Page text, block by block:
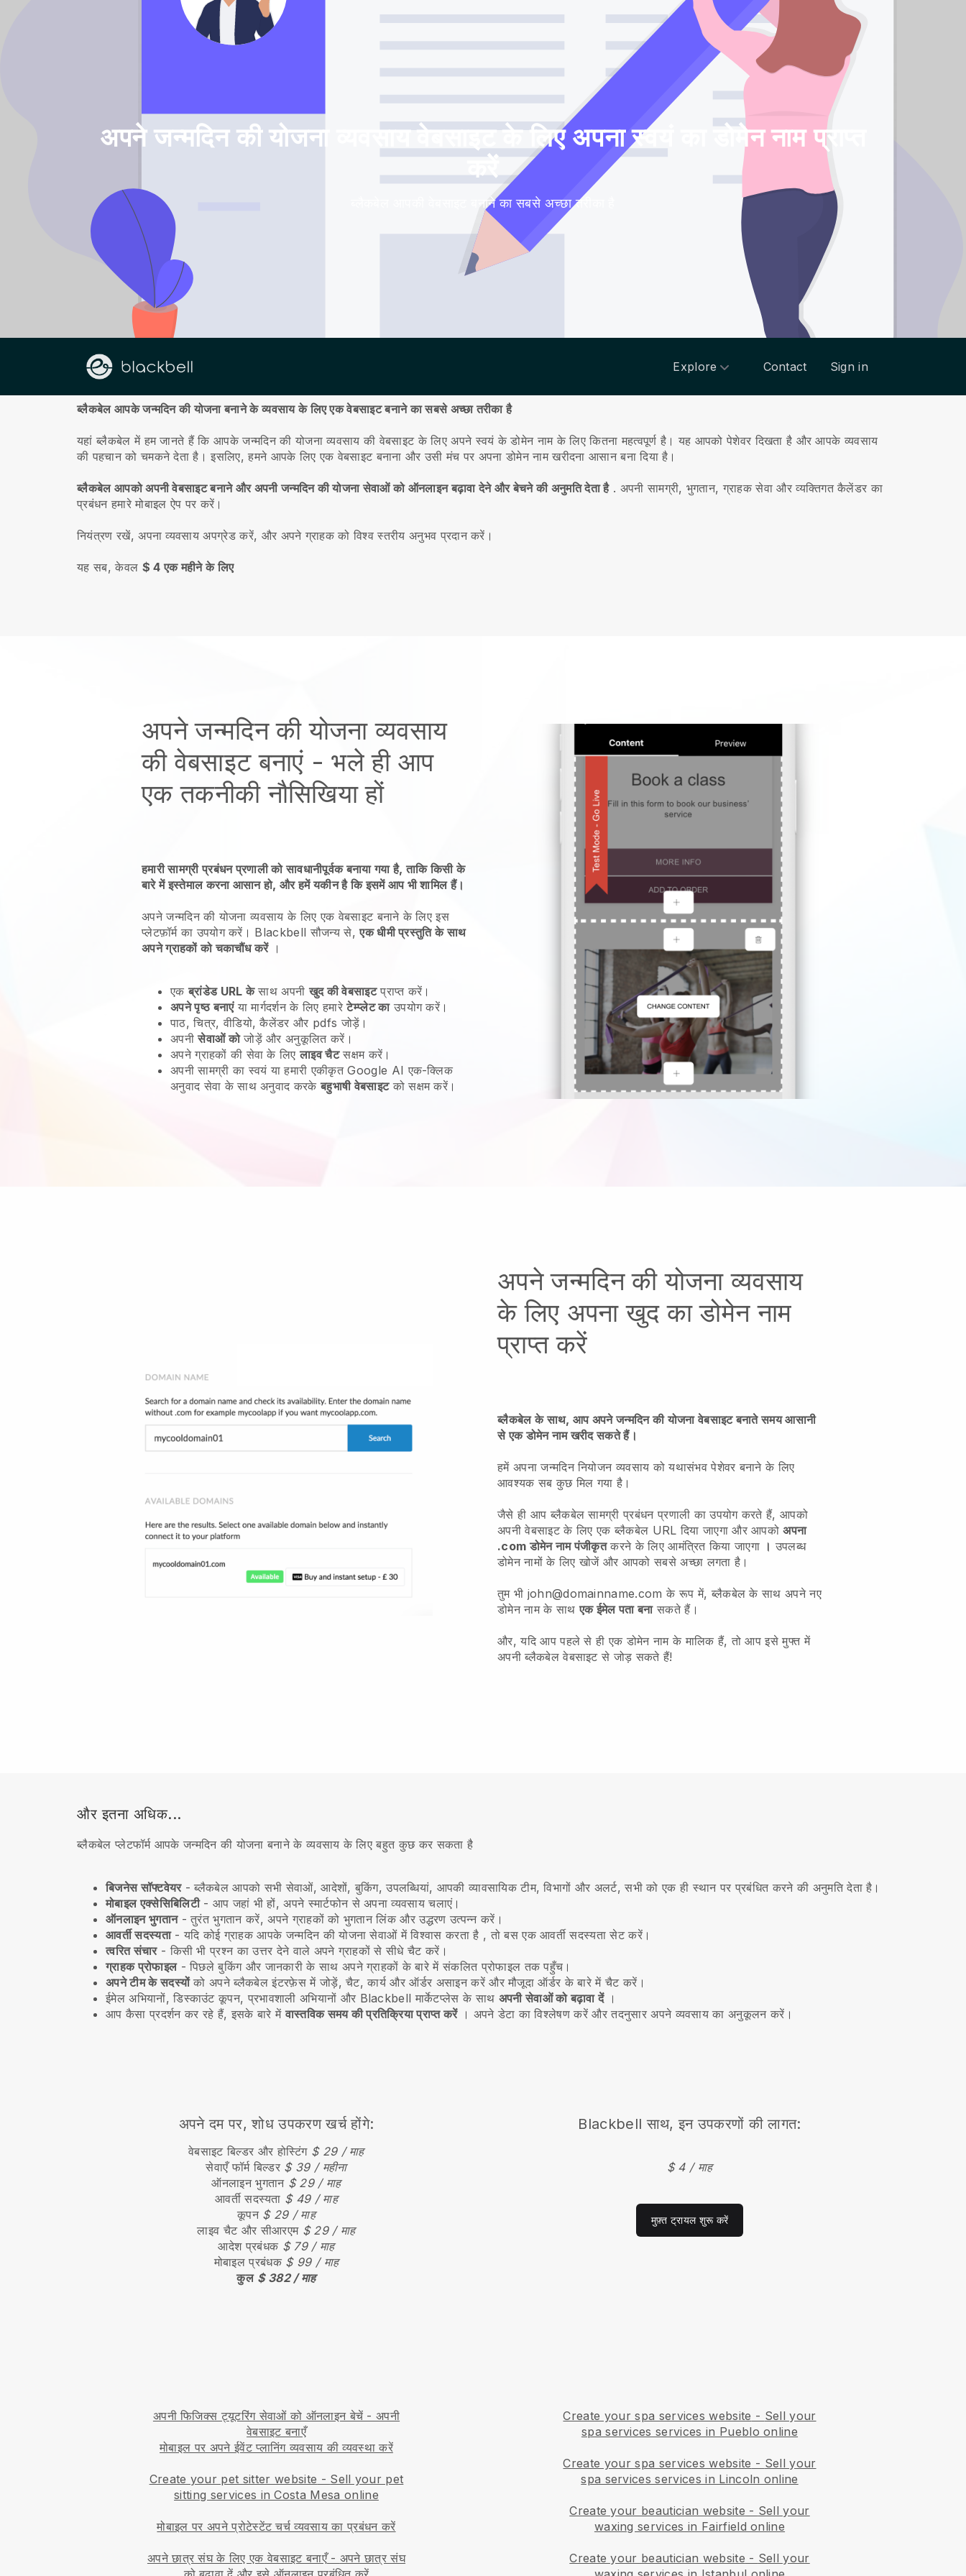
अपने जन्मदिन की योजना व्यवसाय वेबसाइट के लिए अपना स्वयं का डोमेन नाम प्राप्त
करें
ब्लैकबेल आपकी वेबसाइट बनाने का सबसे अच्छा तरीका है
Explore Contact Sign in
हमारे बारे में
ब्लैकबेल आपके जन्मदिन की योजना बनाने के व्यवसाय के लिए एक वेबसाइट बनाने का सबसे अच्छा तरीका है
यहां ब्लैकबेल में हम जानते हैं कि आपके जन्मदिन की योजना व्यवसाय की वेबसाइट के लिए अपने स्वयं के डोमेन नाम के लिए कितना महत्वपूर्ण है। यह आपको पेशेवर दिखता है और आपके व्यवसाय
की पहचान को चमकने देता है। इसलिए, हमने आपके लिए एक वेबसाइट बनाना और उसी मंच पर अपना डोमेन नाम खरीदना आसान बना दिया है।
ब्लैकबेल आपको अपनी वेबसाइट बनाने और अपनी जन्मदिन की योजना सेवाओं को ऑनलाइन बढ़ावा देने और बेचने की अनुमति देता है . अपनी सामग्री, भुगतान, ग्राहक सेवा और व्यक्तिगत कैलेंडर का
प्रबंधन हमारे मोबाइल ऐप पर करें।
नियंत्रण रखें, अपना व्यवसाय अपग्रेड करें, और अपने ग्राहक को विश्व स्तरीय अनुभव प्रदान करें।
यह सब, केवल $ 4 एक महीने के लिए
अपने जन्मदिन की योजना व्यवसाय
की वेबसाइट बनाएं - भले ही आप
एक तकनीकी नौसिखिया हों
हमारी सामग्री प्रबंधन प्रणाली को सावधानीपूर्वक बनाया गया है, ताकि किसी के
बारे में इस्तेमाल करना आसान हो, और हमें यकीन है कि इसमें आप भी शामिल हैं।
अपने जन्मदिन की योजना व्यवसाय के लिए एक वेबसाइट बनाने के लिए इस
प्लेटफ़ॉर्म का उपयोग करें। Blackbell सौजन्य से,एक धीमी प्रस्तुति के साथ
अपने ग्राहकों को चकाचौंध करें।
एकब्रांडेड URL केसाथ अपनीखुद की वेबसाइटप्राप्त करें।
अपने पृष्ठ बनाएंया मार्गदर्शन के लिए हमारेटेम्प्लेट काउपयोग करें।
पाठ, चित्र, वीडियो, कैलेंडर और pdfs जोड़ें।
अपनीसेवाओं कोजोड़ें और अनुकूलित करें।
अपने ग्राहकों की सेवा के लिएलाइव चैटसक्षम करें।
अपनी सामग्री का स्वयं या हमारी एकीकृत Google AI एक-क्लिक
अनुवाद सेवा के साथ अनुवाद करकेबहुभाषी वेबसाइटको सक्षम करें।
अपने जन्मदिन की योजना व्यवसाय
के लिए अपना खुद का डोमेन नाम
प्राप्त करें
ब्लैकबेल के साथ, आप अपने जन्मदिन की योजना वेबसाइट बनाते समय आसानी
से एक डोमेन नाम खरीद सकते हैं।
हमें अपना जन्मदिन नियोजन व्यवसाय को यथासंभव पेशेवर बनाने के लिए
आवश्यक सब कुछ मिल गया है।
जैसे ही आप ब्लैकबेल सामग्री प्रबंधन प्रणाली का उपयोग करते हैं, आपको
अपनी वेबसाइट के लिए एक ब्लैकबेल URL दिया जाएगा और आपकोअपना
.com डोमेन नाम पंजीकृतकरने के लिए आमंत्रित किया जाएगा । उपलब्ध
डोमेन नामों के लिए खोजें और आपको सबसे अच्छा लगता है।
तुम भी john@domainname.com के रूप में, ब्लैकबेल के साथ अपने नए
डोमेन नाम के साथएक ईमेल पता बनासकते हैं।
और, यदि आप पहले से ही एक डोमेन नाम के मालिक हैं, तो आप इसे मुफ्त में
अपनी ब्लैकबेल वेबसाइट से जोड़ सकते हैं!
और इतना अधिक...
ब्लैकबेल प्लेटफॉर्म आपके जन्मदिन की योजना बनाने के व्यवसाय के लिए बहुत कुछ कर सकता है
बिजनेस सॉफ्टवेयर- ब्लैकबेल आपको सभी सेवाओं, आदेशों, बुकिंग, उपलब्धियां, आपकी व्यावसायिक टीम, विभागों और अलर्ट, सभी को एक ही स्थान पर प्रबंधित करने की अनुमति देता है।
मोबाइल एक्सेसिबिलिटी- आप जहां भी हों, अपने स्मार्टफोन से अपना व्यवसाय चलाएं।
ऑनलाइन भुगतान- तुरंत भुगतान करें, अपने ग्राहकों को भुगतान लिंक और उद्धरण उत्पन्न करें।
आवर्ती सदस्यता- यदि कोई ग्राहक आपके जन्मदिन की योजना सेवाओं में विश्वास करता है , तो बस एक आवर्ती सदस्यता सेट करें।
त्वरित संचार- किसी भी प्रश्न का उत्तर देने वाले अपने ग्राहकों से सीधे चैट करें।
ग्राहक प्रोफाइल- पिछले बुकिंग और जानकारी के साथ अपने ग्राहकों के बारे में संकलित प्रोफाइल तक पहुँच।
अपने टीम के सदस्योंको अपने ब्लैकबेल इंटरफ़ेस में जोड़ें, चैट, कार्य और ऑर्डर असाइन करें और मौजूदा ऑर्डर के बारे में चैट करें।
ईमेल अभियानों, डिस्काउंट कूपन, प्रभावशाली अभियानों और Blackbell मार्केटप्लेस के साथ अपनी सेवाओं को बढ़ावा दें।
आप कैसा प्रदर्शन कर रहे हैं, इसके बारे मेंवास्तविक समय की प्रतिक्रिया प्राप्त करें। अपने डेटा का विश्लेषण करें और तदनुसार अपने व्यवसाय का अनुकूलन करें।
अपने दम पर, शोध उपकरण खर्च होंगे:
वेबसाइट बिल्डर और होस्टिंग $ 29 / माह
सेवाएँ फॉर्म बिल्डर $ 39 / महीना
ऑनलाइन भुगतान $ 29 / माह
आवर्ती सदस्यता $ 49 / माह
कूपन $ 29 / माह
लाइव चैट और सीआरएम $ 29 / माह
आदेश प्रबंधक $ 79 / माह
मोबाइल प्रबंधक $ 99 / माह
कुल $ 382 / माह
Blackbell साथ, इन उपकरणों की लागत:
$ 4 / माह
मुफ़्त ट्रायल शुरू करें
अपनी फिजिक्स ट्यूटरिंग सेवाओं को ऑनलाइन बेचें - अपनी
वेबसाइट बनाएँ
मोबाइल पर अपने ईवेंट प्लानिंग व्यवसाय की व्यवस्था करें
Create your pet sitter website - Sell your pet
sitting services in Costa Mesa online
मोबाइल पर अपने प्रोटेस्टेंट चर्च व्यवसाय का प्रबंधन करें
अपने छात्र संघ के लिए एक वेबसाइट बनाएँ- अपने छात्र संघ
Create your spa services website - Sell your
spa services services in Pueblo online
Create your spa services website - Sell your
spa services services in Lincoln online
Create your beautician website - Sell your
waxing services in Fairfield online
Create your beautician website - Sell your